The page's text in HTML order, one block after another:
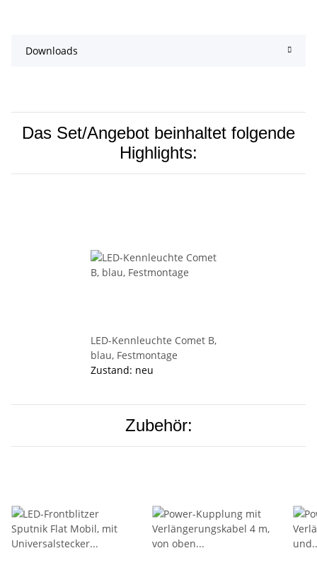
Downloads
Das Set/Angebot beinhaltet folgende
Highlights:
LED-Kennleuchte Comet B,
blau, Festmontage
Zustand: neu
Zubehör: